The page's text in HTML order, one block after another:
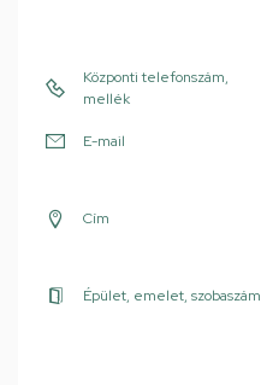
Központi telefonszám,
mellék
E-mail
Cím
Épület, emelet, szobaszám